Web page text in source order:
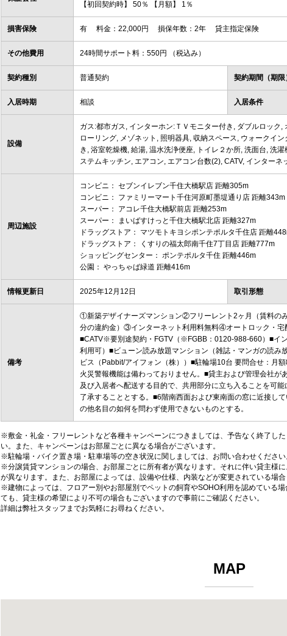
【初回契約時】 50％ 【月額】 1％
損害保険 有 料金：22,000円 損保年数：2年 貸主指定保険
その他費用 24時間サポート料：550円 （税込み）
契約種別 普通契約 契約期間（期限
入居時期 相談 入居条件
設備
ガス:都市ガス, インターホン:ＴＶモニター付き, ダブルロック
ローリング, メゾネット, 照明器具, 収納スペース, ウォークイ
き, 浴室乾燥機, 給湯, 温水洗浄便座, トイレ２か所, 洗面台, 洗
ステムキッチン, エアコン, エアコン台数(2), CATV, インターネ
周辺施設
コンビニ： セブンイレブン千住大橋駅店 距離305m
コンビニ： ファミリーマート千住河原町墨堤通り店 距離343m
スーパー： アコレ千住大橋駅前店 距離253m
スーパー： まいばすけっと千住大橋駅北店 距離327m
ドラッグストア： マツモトキヨシポンテポルタ千住店 距離
ドラッグストア： くすりの福太郎南千住7丁目店 距離777m
ショッピングセンター： ポンテポルタ千住 距離446m
公園： やっちゃば緑道 距離416m
情報更新日 2025年12月12日 取引形態
備考
①新築デザイナーズマンション②フリーレント2ヶ月（賃料の
分の違約金）③インターネット利用料無料④オートロック・
■CATV※要別途契約・FGTV（※FGBB：0120-988-660）■イ
利用可）■ビューン読み放題マンション（雑誌・マンガの読み
ビス（Pabbit/アイフォン（株））■駐輪場10台 要問合せ：月
火災警報機能は備わっておりません。■貸主および管理会社が
及び入居者へ配送する目的で、共用部分に立ち入ることを可
了承することとする。■6階南西面および東南面の窓に近接し
の他名目の如何を問わず使用できないものとする。
※敷金・礼金・フリーレントなど各種キャンペーンにつきましては、予告なく終了し
い。また、キャンペーンはお部屋ごとに異なる場合がございます。
※駐輪場・バイク置き場・駐車場等の空き状況に関しましては、お問い合わせください
※分譲賃貸マンションの場合、お部屋ごとに所有者が異なります。それに伴い貸主様
が異なります。また、お部屋によっては、設備や仕様、内装などが変更されている場合
※建物によっては、フロアー別やお部屋別でペットの飼育やSOHO利用を認めている
ても、貸主様の希望により不可の場合もございますので事前にご確認ください。
詳細は弊社スタッフまでお気軽にお尋ねください。
MAP